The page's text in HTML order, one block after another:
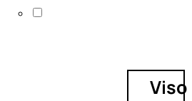
Viso